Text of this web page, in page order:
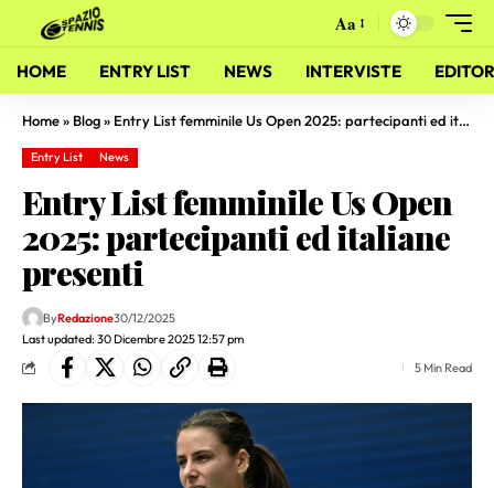
Aa
HOME ENTRY LIST NEWS INTERVISTE
Home» Blog» Entry List femminile Us Open 2025: partecipanti ed italiane presenti
Entry List News
Entry List femminile Us Open
2025: partecipanti ed italiane
presenti
Last updated: 30 Dicembre 2025 12:57 pm
ByRedazione30/12/2025
5 Min Read